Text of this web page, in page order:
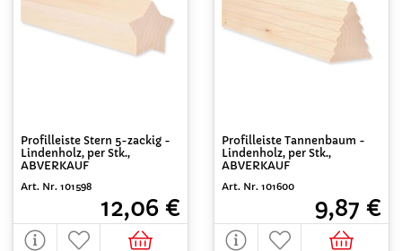
Profilleiste Stern 5-zackig -
Lindenholz, per Stk.,
ABVERKAUF
Art. Nr. 101598
12,06 €
Profilleiste Tannenbaum -
Lindenholz, per Stk.,
ABVERKAUF
Art. Nr. 101600
9,87 €